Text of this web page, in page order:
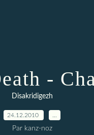
-
Disakridigezh
24.12.2010
Par kanz-noz